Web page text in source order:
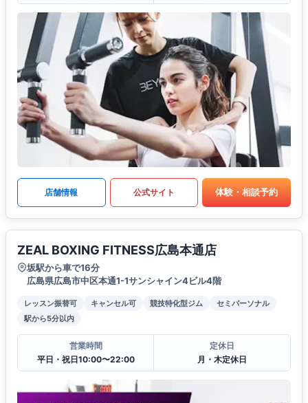
店舗情報 公式サイト 体験・相談予約
ZEAL BOXING FITNESS広島本通店
坂駅から車で16分
広島県広島市中区本通1-1サンシャイン4ビル4階
レッスン振替可 キャンセル可 競技特化型ジム
セミパーソナル
駅から5分以内
営業時間
平日・祝日10:00〜22:00
定休日
月・木定休日